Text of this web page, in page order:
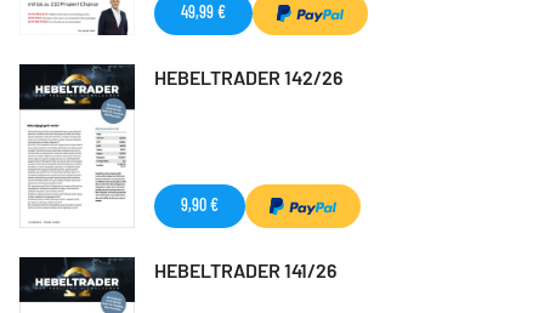
49,99 €
HEBELTRADER 142/26
9,90 €
HEBELTRADER 141/26